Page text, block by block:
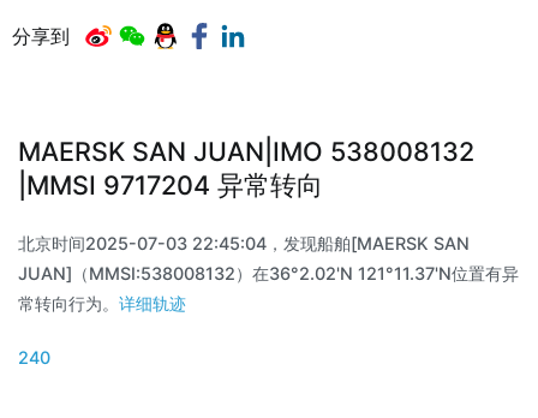
分享到
MAERSK SAN JUAN|IMO 538008132
|MMSI 9717204 异常转向
北京时间2025-07-03 22:45:04，发现船舶[MAERSK SAN
JUAN]（MMSI:538008132）在36°2.02'N 121°11.37'N位置有异
常转向行为。 详细轨迹
240